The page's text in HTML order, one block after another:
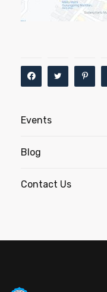
Events
Blog
Contact Us